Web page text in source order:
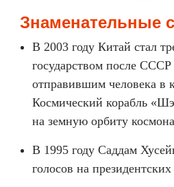
Знаменательные
В 2003 году Китай стал
государством после
отправившим человека в
Космический корабль
на земную орбиту
В 1995 году Саддам
голосов на